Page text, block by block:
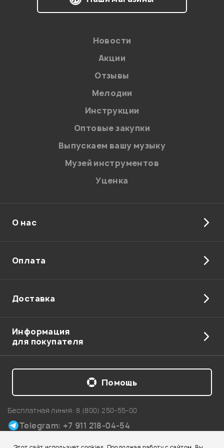
на обработку персональных данных в
Политикой в отношении обработки
персональных данных.
Введите проверочное число:
Отправить
Новости
Акции
Отзывы
Мелодии
Инструкции
Оптовые закупки
Выпускаем вашу музыку
Музей инструментов
Уценка
О нас
Оплата
Доставка
Информация
для покупателя
Бесплатная линия: 8 (800) 250-55-00
Telegram: +7 911 218-04-54
Помощь